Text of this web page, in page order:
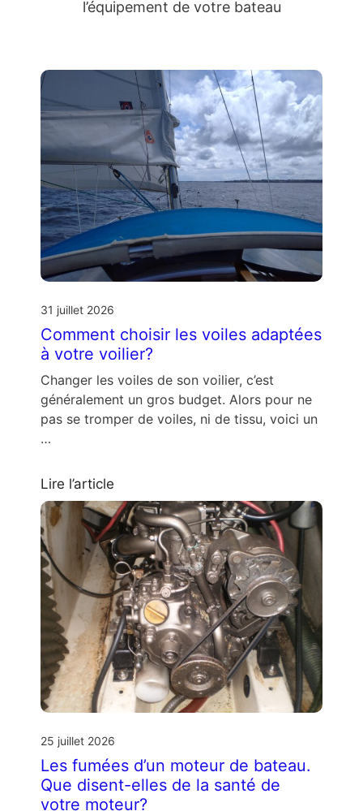
l’équipement de votre bateau
31 juillet 2026
Comment choisir les voiles adaptées
à votre voilier?
Changer les voiles de son voilier, c’est
généralement un gros budget. Alors pour ne
pas se tromper de voiles, ni de tissu, voici un
…
Lire l’article
25 juillet 2026
Les fumées d’un moteur de bateau.
Que disent-elles de la santé de
votre moteur?